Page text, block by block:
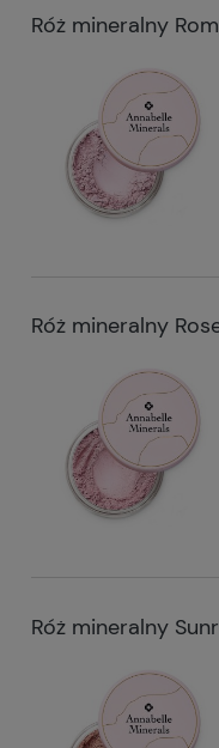
Róż mineralny
Róż mineralny
Róż mineralny